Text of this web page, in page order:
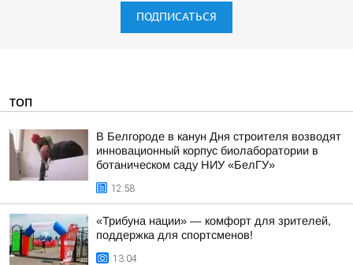
ПОДПИСАТЬСЯ
ТОП
В Белгороде в канун Дня строителя возводят
инновационный корпус биолаборатории в
ботаническом саду НИУ «БелГУ»
12:58
«Трибуна нации» — комфорт для зрителей,
поддержка для спортсменов!
13:04